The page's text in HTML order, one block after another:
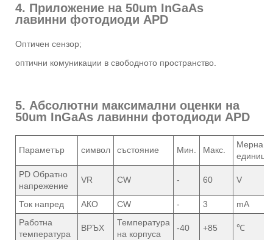
4. Приложение на 50um InGaAs
лавинни фотодиоди APD
Оптичен сензор;
оптични комуникации в свободното пространство.
5. Абсолютни максимални оценки на
50um InGaAs лавинни фотодиоди APD
Параметър символ състояние Мин. Макс.
Мерна
единица
PD Обратно
напрежение
VR CW - 60 V
Ток напред АКО CW - 3
mA
Работна
температура
ВРЪХ
Температура
на корпуса
-40 +85 ℃